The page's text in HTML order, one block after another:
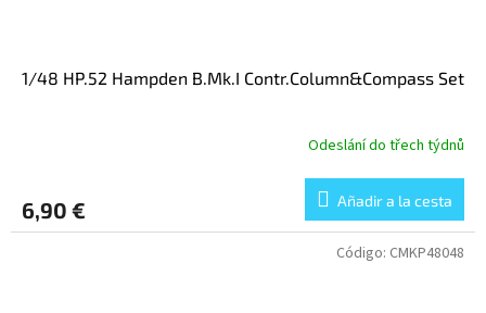
1/48 HP.52 Hampden B.Mk.I Contr.Column&Compass Set
Odeslání do třech týdnů
6,90 € Añadir a la cesta
Código: CMKP48048